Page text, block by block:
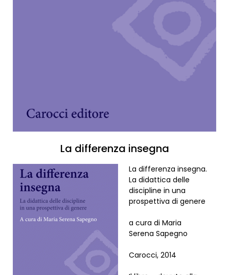
La differenza insegna
La differenza insegna.
La didattica delle
discipline in una
prospettiva di genere
a cura di Maria
Serena Sapegno
Carocci, 2014